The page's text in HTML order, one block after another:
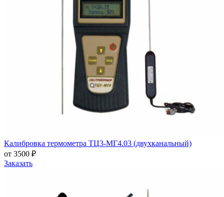
Калибровка термометра ТЦ3-МГ4.03 (двухканальный)
от 3500 ₽
Заказать